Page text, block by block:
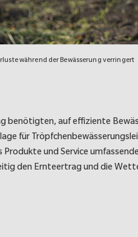
während der Bewässerung verringert
benötigten, auf effiziente
für
Produkte und Service
den Ernteertrag und die